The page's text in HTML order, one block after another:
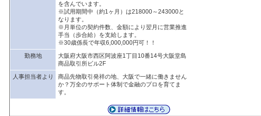
を含んでいます。
※試用期間中（約1ヶ月）は218000～243000と
なります。
※月単位の契約件数、金額により翌月に営業推進
手当（歩合給）を支給します。
※30歳係長で年収6,000,000円可！！
勤務地
大阪府大阪市西区阿波座1丁目10番14号大阪堂島
商品取引所ビル2F
人事担当者より
商品先物取引発祥の地、大阪で一緒に働きません
か？万全のサポート体制で金融のプロを育てま
す。